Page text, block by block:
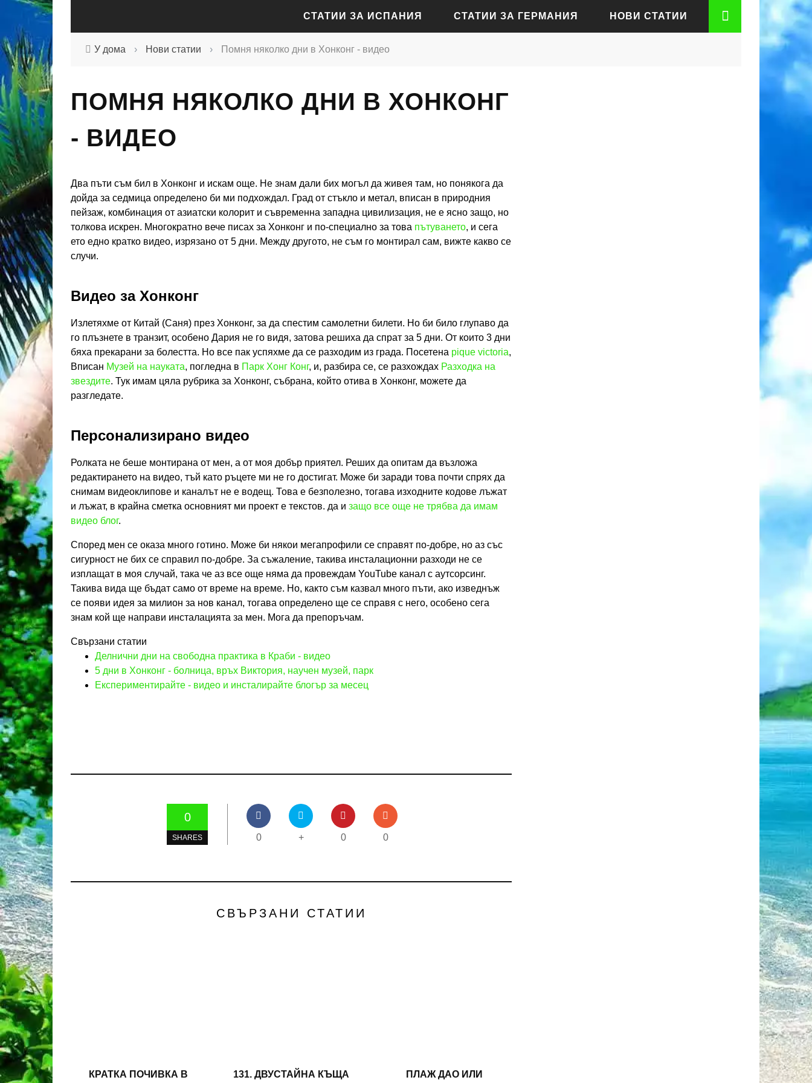
СТАТИИ ЗА ИСПАНИЯ
СТАТИИ ЗА БАРСЕЛОНА
СТАТИИ ЗА ГЕРМАНИЯ
СТАТИИ ЗА БЕРЛИН
СТАТИИ ЗА ХАМБУРГ
СТАТИИ ЗА МЮНХЕН
НОВИ СТАТИИ
У дома › Нови статии › Помня няколко дни в Хонконг - видео
ПОМНЯ НЯКОЛКО ДНИ В ХОНКОНГ
- ВИДЕО
Два пъти съм бил в Хонконг и искам още. Не знам дали бих могъл да живея там, но понякога да
дойда за седмица определено би ми подхождал. Град от стъкло и метал, вписан в природния
пейзаж, комбинация от азиатски колорит и съвременна западна цивилизация, не е ясно защо, но
толкова искрен. Многократно вече писах за Хонконг и по-специално за това пътуването, и сега
ето едно кратко видео, изрязано от 5 дни. Между другото, не съм го монтирал сам, вижте какво се
случи.
Видео за Хонконг
Излетяхме от Китай (Саня) през Хонконг, за да спестим самолетни билети. Но би било глупаво да
го плъзнете в транзит, особено Дария не го видя, затова решиха да спрат за 5 дни. От които 3 дни
бяха прекарани за болестта. Но все пак успяхме да се разходим из града. Посетена pique victoria,
Вписан Музей на науката, погледна в Парк Хонг Конг, и, разбира се, се разхождах Разходка на
звездите. Тук имам цяла рубрика за Хонконг, събрана, който отива в Хонконг, можете да
разгледате.
Персонализирано видео
Ролката не беше монтирана от мен, а от моя добър приятел. Реших да опитам да възложа
редактирането на видео, тъй като ръцете ми не го достигат. Може би заради това почти спрях да
снимам видеоклипове и каналът не е водещ. Това е безполезно, тогава изходните кодове лъжат
и лъжат, в крайна сметка основният ми проект е текстов. да и защо все още не трябва да имам
видео блог.
Според мен се оказа много готино. Може би някои мегапрофили се справят по-добре, но аз със
сигурност не бих се справил по-добре. За съжаление, такива инсталационни разходи не се
изплащат в моя случай, така че аз все още няма да провеждам YouTube канал с аутсорсинг.
Такива вида ще бъдат само от време на време. Но, както съм казвал много пъти, ако изведнъж
се появи идея за милион за нов канал, тогава определено ще се справя с него, особено сега
знам кой ще направи инсталацията за мен. Мога да препоръчам.
Свързани статии
Делнични дни на свободна практика в Краби - видео
5 дни в Хонконг - болница, връх Виктория, научен музей, парк
Експериментирайте - видео и инсталирайте блогър за месец
0
SHARES 0 + 0 0
СВЪРЗАНИ СТАТИИ
КРАТКА ПОЧИВКА В 131. ДВУСТАЙНА КЪЩА ПЛАЖ ДАО ИЛИ